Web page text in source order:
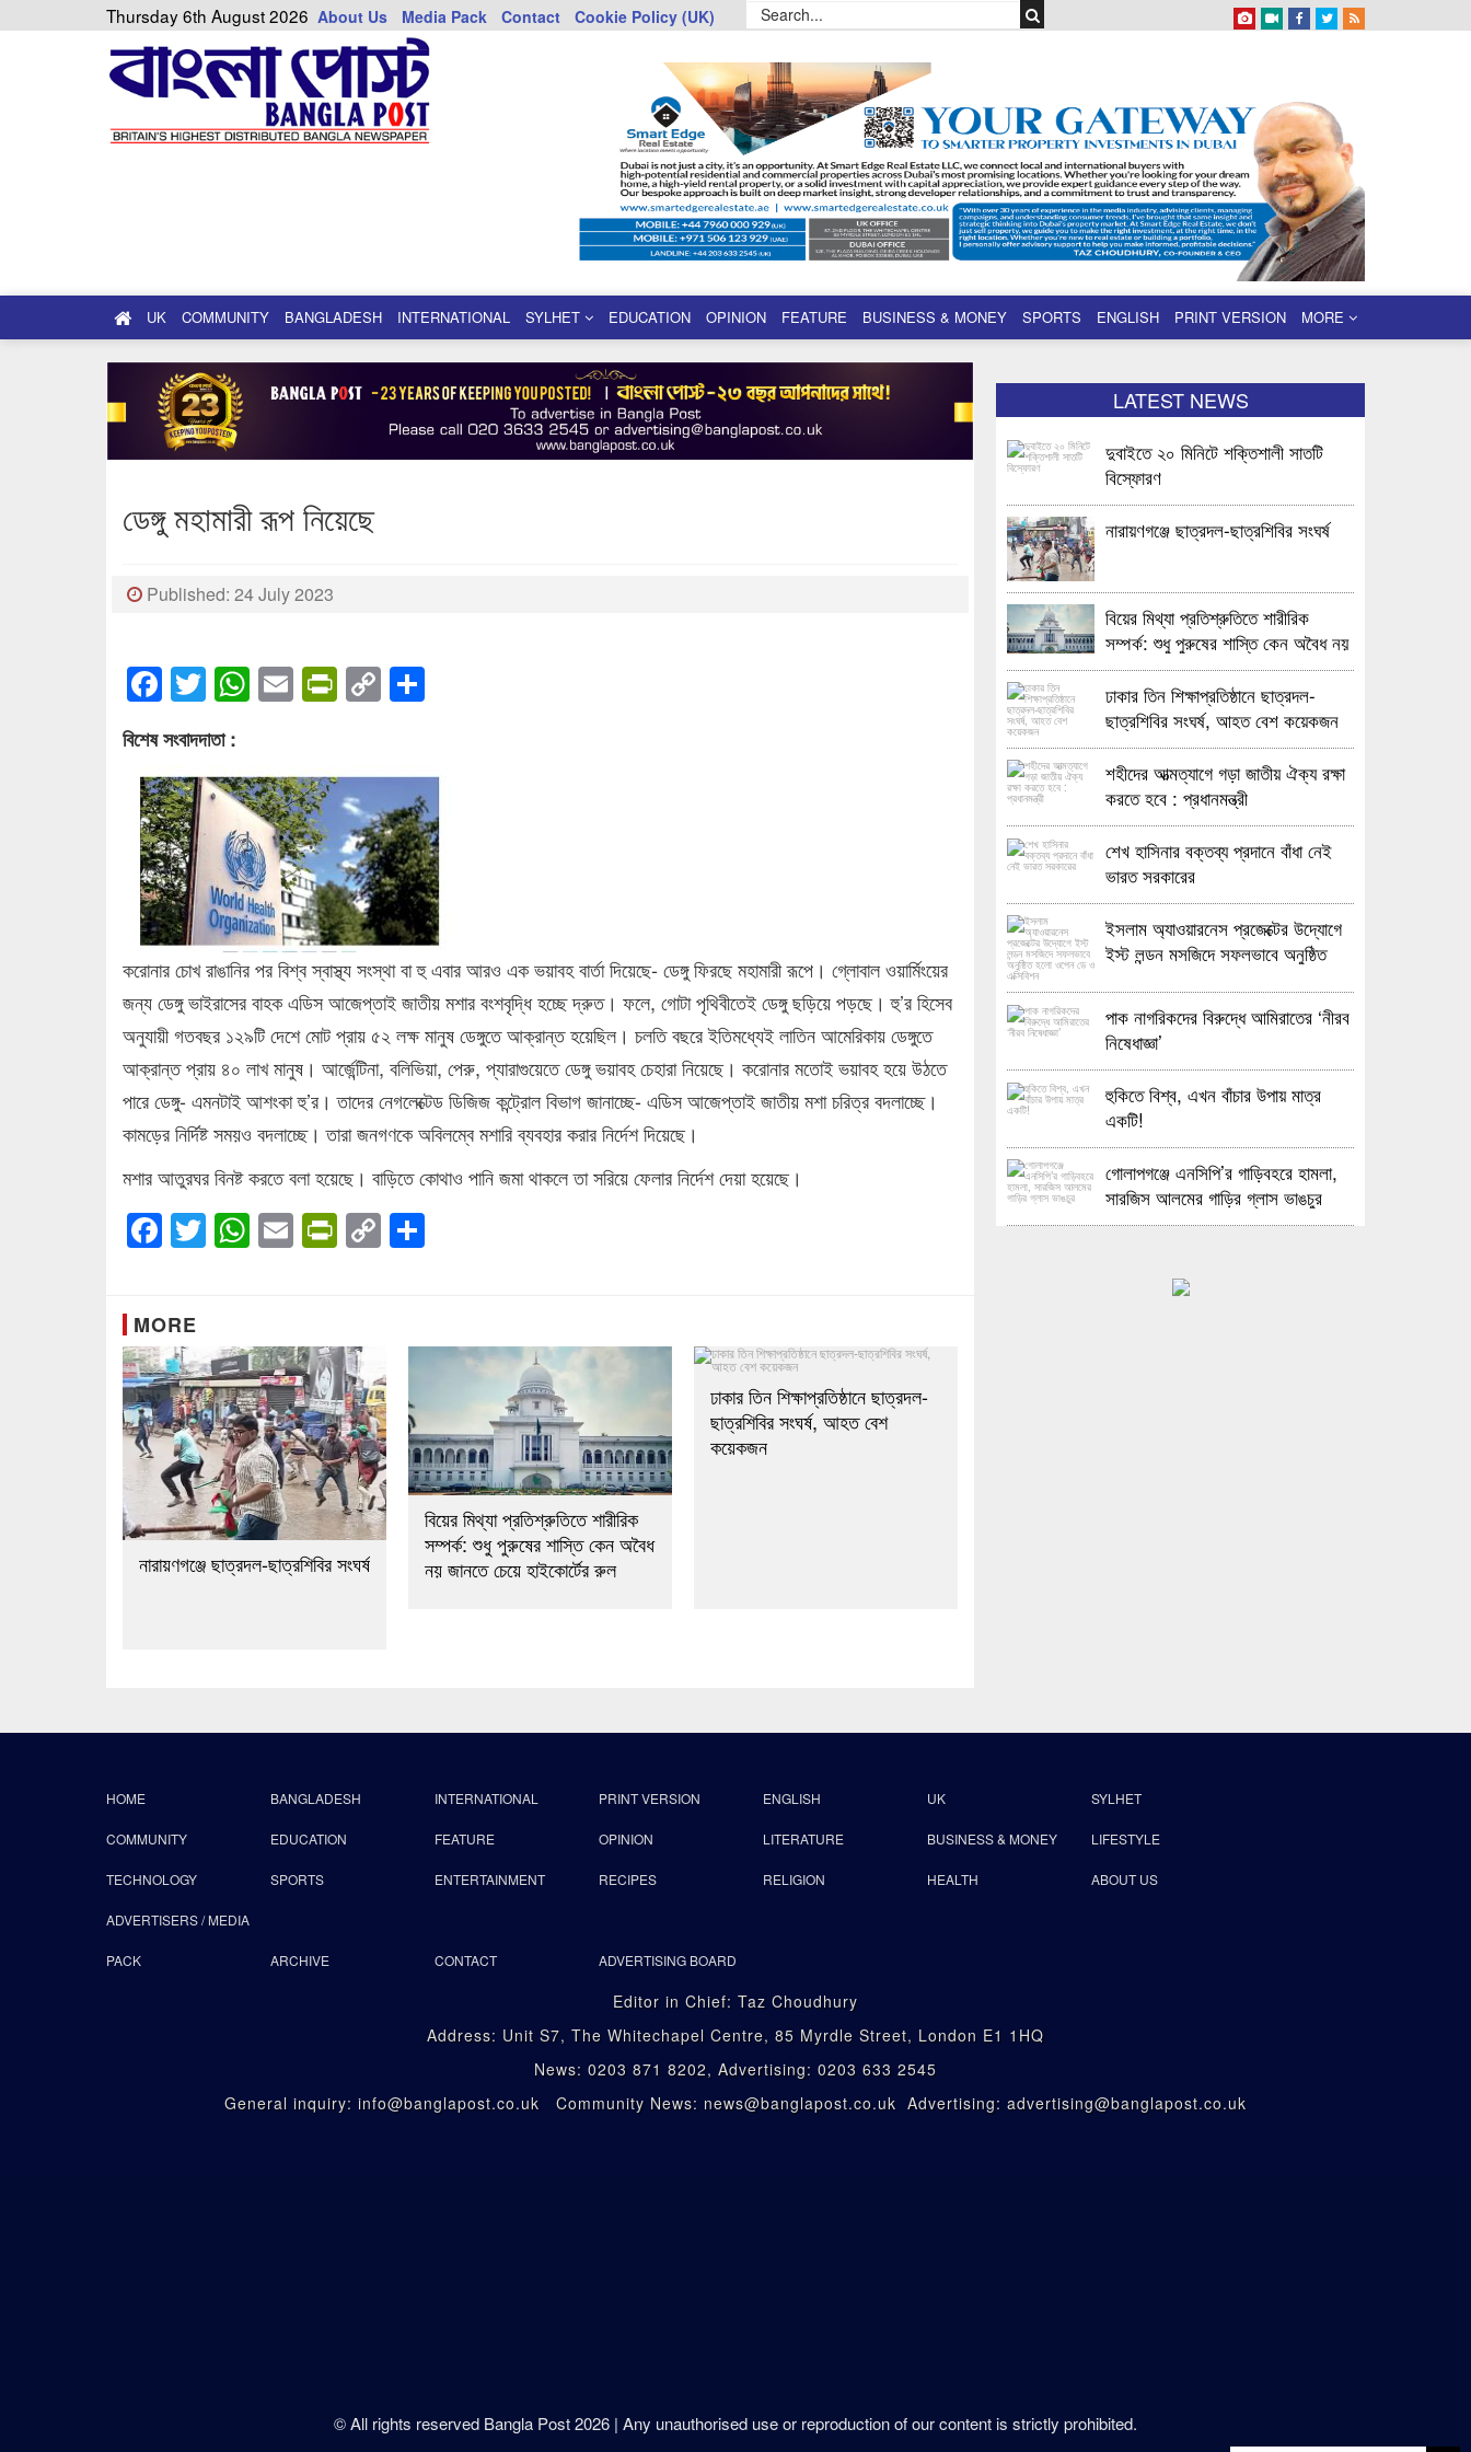
Thursday 6th August 2026 About Us Media Pack Contact Cookie Policy (UK)
UK COMMUNITY BANGLADESH INTERNATIONAL SYLHET EDUCATION OPINION FEATURE BUSINESS & MONEY SPORTS ENGLISH PRINT VERSION MORE
ডেঙ্গু মহামারী রূপ নিয়েছে
Published: 24 July 2023
Facebook
Twitter
WhatsApp
EmailPrintFriendly
Copy
Link
বিশেষ সংবাদদাতা :
করোনার চোখ রাঙানির পর বিশ্ব স্বাস্থ্য সংস্থা বা হু এবার আরও এক ভয়াবহ বার্তা দিয়েছে- ডেঙ্গু ফিরছে মহামারী রূপে। গ্লোবাল ওয়ার্মিংয়ের
জন্য ডেঙ্গু ভাইরাসের বাহক এডিস আজেপ্তাই জাতীয় মশার বংশবৃদ্ধি হচ্ছে দ্রুত। ফলে, গোটা পৃথিবীতেই ডেঙ্গু ছড়িয়ে পড়ছে। হু’র হিসেব
অনুযায়ী গতবছর ১২৯টি দেশে মোট প্রায় ৫২ লক্ষ মানুষ ডেঙ্গুতে আক্রান্ত হয়েছিল। চলতি বছরে ইতিমধ্যেই লাতিন আমেরিকায় ডেঙ্গুতে
আক্রান্ত প্রায় ৪০ লাখ মানুষ। আর্জেন্টিনা, বলিভিয়া, পেরু, প্যারাগুয়েতে ডেঙ্গু ভয়াবহ চেহারা নিয়েছে। করোনার মতোই ভয়াবহ হয়ে উঠতে
পারে ডেঙ্গু- এমনটাই আশংকা হু’র। তাদের নেগলেক্টেড ডিজিজ কন্ট্রোল বিভাগ জানাচ্ছে- এডিস আজেপ্তাই জাতীয় মশা চরিত্র বদলাচ্ছে।
কামড়ের নির্দিষ্ট সময়ও বদলাচ্ছে। তারা জনগণকে অবিলম্বে মশারি ব্যবহার করার নির্দেশ দিয়েছে।
মশার আতুরঘর বিনষ্ট করতে বলা হয়েছে। বাড়িতে কোথাও পানি জমা থাকলে তা সরিয়ে ফেলার নির্দেশ দেয়া হয়েছে।
Facebook
Twitter
WhatsApp
EmailPrintFriendly
Copy
Link
MORE
নারায়ণগঞ্জে ছাত্রদল-ছাত্রশিবির সংঘর্ষ
বিয়ের মিথ্যা প্রতিশ্রুতিতে শারীরিক
সম্পর্ক: শুধু পুরুষের শাস্তি কেন অবৈধ
নয় জানতে চেয়ে হাইকোর্টের রুল
ঢাকার তিন শিক্ষাপ্রতিষ্ঠানে ছাত্রদল-
ছাত্রশিবির সংঘর্ষ, আহত বেশ
কয়েকজন
LATEST NEWS
দুবাইতে ২০ মিনিটে শক্তিশালী সাতটি
বিস্ফোরণ
নারায়ণগঞ্জে ছাত্রদল-ছাত্রশিবির সংঘর্ষ
বিয়ের মিথ্যা প্রতিশ্রুতিতে শারীরিক
সম্পর্ক: শুধু পুরুষের শাস্তি কেন অবৈধ নয়
জানতে চেয়ে হাইকোর্টের রুল
ঢাকার তিন শিক্ষাপ্রতিষ্ঠানে ছাত্রদল-
ছাত্রশিবির সংঘর্ষ, আহত বেশ কয়েকজন
শহীদের আত্মত্যাগে গড়া জাতীয় ঐক্য রক্ষা
করতে হবে : প্রধানমন্ত্রী
শেখ হাসিনার বক্তব্য প্রদানে বাঁধা নেই
ভারত সরকারের
ইসলাম অ্যাওয়ারনেস প্রজেক্টের উদ্যোগে
ইস্ট লন্ডন মসজিদে সফলভাবে অনুষ্ঠিত
পাক নাগরিকদের বিরুদ্ধে আমিরাতের ‘নীরব
নিষেধাজ্ঞা’
হুকিতে বিশ্ব, এখন বাঁচার উপায় মাত্র
একটি!
গোলাপগঞ্জে এনসিপি’র গাড়িবহরে হামলা,
সারজিস আলমের গাড়ির গ্লাস ভাঙচুর
HOME BANGLADESH INTERNATIONAL PRINT VERSION ENGLISH UK SYLHET
COMMUNITY EDUCATION FEATURE OPINION LITERATURE BUSINESS & MONEY LIFESTYLE
TECHNOLOGY SPORTS ENTERTAINMENT RECIPES RELIGION HEALTH ABOUT US
ADVERTISERS / MEDIA
PACK ARCHIVE CONTACT ADVERTISING BOARD
Editor in Chief: Taz Choudhury
Address: Unit S7, The Whitechapel Centre, 85 Myrdle Street, London E1 1HQ
News: 0203 871 8202, Advertising: 0203 633 2545
General inquiry: info@banglapost.co.uk Community News: news@banglapost.co.uk Advertising: advertising@banglapost.co.uk
© All rights reserved Bangla Post2026 | Any unauthorised use or reproduction of our content is strictly prohibited.